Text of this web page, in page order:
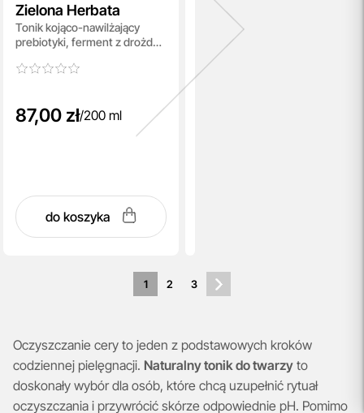
Zielona Herbata
Tonik kojąco-nawilżający
prebiotyki, ferment z drożdży,
87,00 zł/200 ml
do koszyka
1 2 3
Oczyszczanie cery to jeden z podstawowych kroków
codziennej pielęgnacji. Naturalny tonik do twarzy to
doskonały wybór dla osób, które chcą uzupełnić rytuał
oczyszczania i przywrócić skórze odpowiednie pH. Pomimo